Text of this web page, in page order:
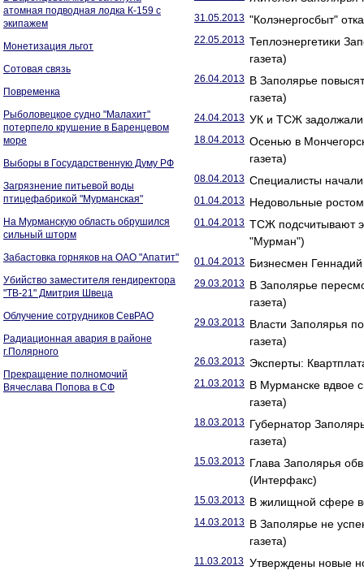
атомная подводная лодка К-159 с
экипажем
Монетизация льгот
Сотовая связь
Повременка
Рыболовецкое судно "Малахит"
потерпело крушение в Баренцевом
море
Выборы в Государственную Думу РФ
Загрязнение питьевой воды
птицефабрикой "Мурманская"
На Мурманскую область обрушился
сильный шторм
Забастовка горняков на ОАО "Апатит"
Убийство заместителя гендиректора
"ТВ-21" Дмитрия Швеца
Облучение сотрудников СевРАО
Радиационная авария в районе
г.Полярного
Прекращение полномочий
Вячеслава Попова в СФ
31.05.2013 "Колэнергосбыт"
22.05.2013 Теплоэнергетики
газета)
26.04.2013 В Заполярье
газета)
24.04.2013 УК и ТСЖ задолжали
18.04.2013 Осенью в
газета)
08.04.2013 Специалисты
01.04.2013 Недовольные
01.04.2013 ТСЖ подсчитывают
"Мурман")
01.04.2013 Бизнесмен
29.03.2013 В Заполярье
газета)
29.03.2013 Власти Заполярья
газета)
26.03.2013 Эксперты:
21.03.2013 В Мурманске вдвое
газета)
18.03.2013 Губернатор
газета)
15.03.2013 Глава Заполярья
(Интерфакс)
15.03.2013 В жилищной сфере
14.03.2013 В Заполярье не
газета)
11.03.2013 Утверждены новые